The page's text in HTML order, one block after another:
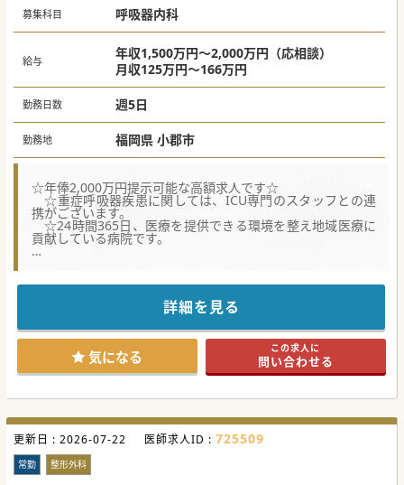
募集科目 呼吸器内科
給与
年収1,500万円～2,000万円（応相談）
月収125万円～166万円
勤務日数 週5日
勤務地 福岡県 小郡市
☆年俸2,000万円提示可能な高額求人です☆
☆重症呼吸器疾患に関しては、ICU専門のスタッフとの連
携がございます。
☆24時間365日、医療を提供できる環境を整え地域医療に
貢献している病院です。
す。
年間4,000例を超す内視鏡治療を行っていますが、今後更な
る件数増加のために医師を募集しています。
ご興味をお持ちの先生、大歓迎です！
#秋入職可
詳細を見る
気になる この求人に
問い合わせる
更新日 : 2026-07-22 医師求人ID : 725509
常勤 整形外科